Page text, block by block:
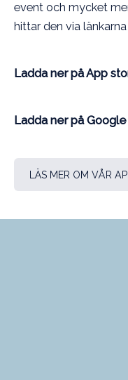
event och mycket
hittar den via
Ladda ner på App
Ladda ner på
LÄS MER OM VÅR